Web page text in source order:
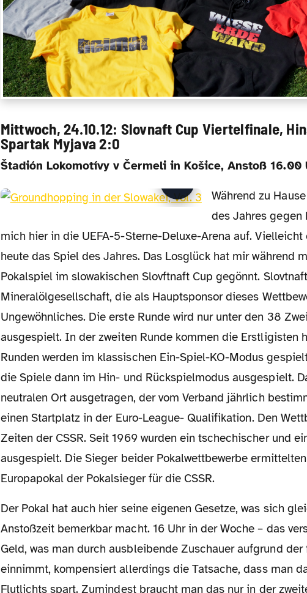
Mittwoch, 24.10.12: Slovnaft Cup Viertelfinale,
Spartak Myjava 2:0
Štadión Lokomotívy v Čermeliin Košice, Anstoß 16.00
Während zu Hause alles gebannt auf das Spiel
des Jahres gegen
mich hier in die UEFA-5-Sterne-Deluxe-Arena auf.
heute das Spiel des Jahres. Das Losglück hat mir während
Pokalspiel im slowakischen Slovftnaft Cup gegönnt.
Mineralölgesellschaft, die als Hauptsponsor dieses
Ungewöhnliches. Die erste Runde wird nur unter den 38
ausgespielt. In der zweiten Runde kommen die Erstligisten
Runden werden im klassischen Ein-Spiel-KO-Modus
die Spiele dann im Hin- und Rückspielmodus ausgespielt.
neutralen Ort ausgetragen, der vom Verband jährlich
einen Startplatz in der Euro-League- Qualifikation. Den
Zeiten der CSSR. Seit 1969 wurden ein tschechischer und
ausgespielt. Die Sieger beider Pokalwettbewerbe
Europapokal der Pokalsieger für die CSSR.
Der Pokal hat auch hier seine eigenen Gesetze, was sich gleich in der ungewöhnlichen
Anstoßzeit bemerkbar macht. 16 Uhr in der Woche – das
Geld, was man durch ausbleibende Zuschauer aufgrund
einnimmt, kompensiert allerdings die Tatsache, dass man
Flutlichts spart. Zumindest braucht man das nur in der